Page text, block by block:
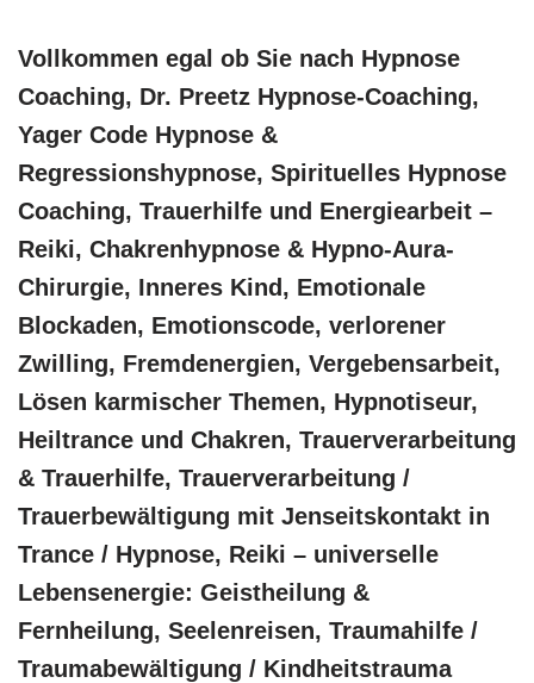
Vollkommen egal ob Sie nach Hypnose
Coaching, Dr. Preetz Hypnose-Coaching,
Yager Code Hypnose &
Regressionshypnose, Spirituelles Hypnose
Coaching, Trauerhilfe und Energiearbeit –
Reiki, Chakrenhypnose & Hypno-Aura-
Chirurgie, Inneres Kind, Emotionale
Blockaden, Emotionscode, verlorener
Zwilling, Fremdenergien, Vergebensarbeit,
Lösen karmischer Themen, Hypnotiseur,
Heiltrance und Chakren, Trauerverarbeitung
& Trauerhilfe, Trauerverarbeitung /
Trauerbewältigung mit Jenseitskontakt in
Trance / Hypnose, Reiki – universelle
Lebensenergie: Geistheilung &
Fernheilung, Seelenreisen, Traumahilfe /
Traumabewältigung / Kindheitstrauma